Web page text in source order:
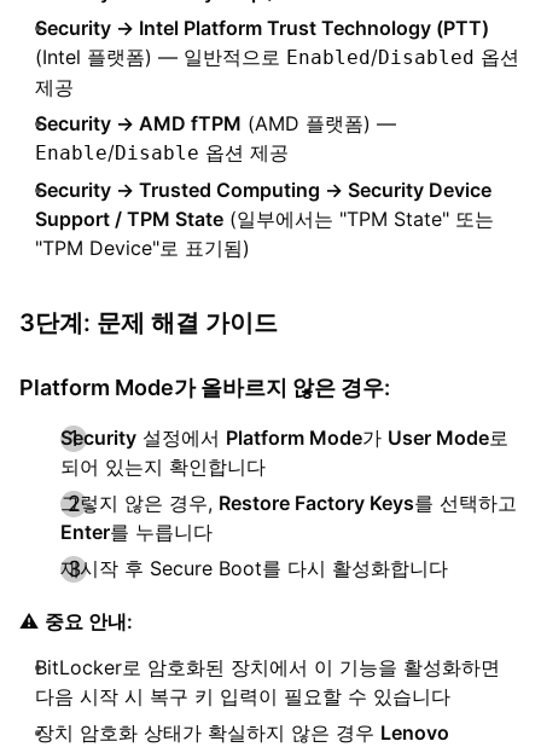
Security → Intel Platform Trust Technology (PTT)
(Intel 플랫폼) — 일반적으로 Enabled/Disabled 옵션
제공
Security → AMD fTPM (AMD 플랫폼) —
Enable/Disable 옵션 제공
Security → Trusted Computing → Security Device
Support / TPM State (일부에서는 "TPM State" 또는
"TPM Device"로 표기됨)
3단계: 문제 해결 가이드
Platform Mode가 올바르지 않은 경우:
Security 설정에서 Platform Mode가 User Mode로
되어 있는지 확인합니다
그렇지 않은 경우, Restore Factory Keys를 선택하고
Enter를 누릅니다
재시작 후 Secure Boot를 다시 활성화합니다
⚠️ 중요 안내:
BitLocker로 암호화된 장치에서 이 기능을 활성화하면
다음 시작 시 복구 키 입력이 필요할 수 있습니다
장치 암호화 상태가 확실하지 않은 경우 Lenovo